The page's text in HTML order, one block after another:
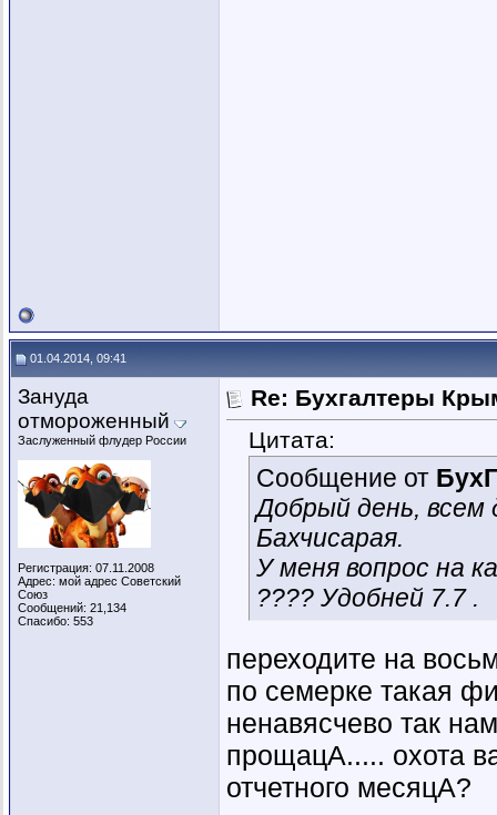
01.04.2014, 09:41
Зануда
отмороженный
Заслуженный флудер России
Регистрация: 07.11.2008
Адрес: мой адрес Советский
Союз
Сообщений: 21,134
Спасибо: 553
Re: Бухгалтеры
Цитата:
Сообщение от
Добрый день, всем
Бахчисарая.
У меня вопрос на
???? Удобней 7.7 .
переходите на
по семерке такая
ненавясчево так
прощацА..... охота
отчетного месяцА?